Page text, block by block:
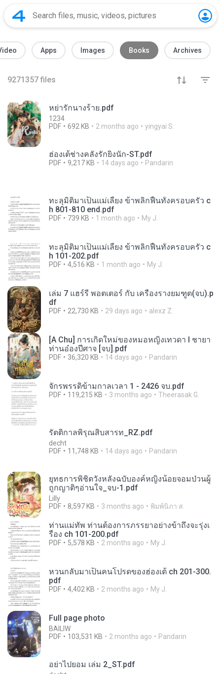
Apps Images Books Archives
9271357 files
หย่ารักนางร้าย.pdf
1234
PDF
692 KB 2 months ago yingyai S.
ฮ่องเต้ช่างคลั่งรักยิ่งนัก-ST.pdf
PDF 9,217 KB 14 days ago Pandarin
ทะลุมิติมาเป็นแม่เลี้ยง ข้าพลิกฟื้นทั้งครอบครัว c
h 801-810 end.pdf
PDF 739 KB 1 month ago My J.
ทะลุมิติมาเป็นแม่เลี้ยง ข้าพลิกฟื้นทั้งครอบครัว c
h 101-202.pdf
PDF 4,516 KB 1 month ago My J.
เล่ม 7 แฮร์รี่ พอตเตอร์ กับ เครื่องรางยมฑูต(จบ).p
df
PDF 22,730 KB 29 days ago alexz Z.
[A Chu] การเกิดใหม่ของหมอหญิงเทวดา l ชายา
ท่านอ๋องปีศาจ [จบ].pdf
PDF 36,320 KB 14 days ago Pandarin
จักรพรรดิข้ามกาลเวลา 1 - 2426 จบ.pdf
PDF 119,215 KB 3 months ago Theerasak G.
รัตติกาลพิรุณสิบสารท_RZ.pdf
decht
PDF
11,748 KB 14 days ago Pandarin
ยุทธการพิชิตวังหลังฉบับองค์หญิงน้อยจอมป่วนผู้
ถูกญาติๆอ่านใจ_จบ-1.pdf
Lilly
PDF
8,597 KB 3 months ago พิมพ์นิภา ส.
ท่านแม่ทัพ ท่านต้องการภรรยาอย่างข้าถึงจะรุ่งเ
รือง ch 101-200.pdf
PDF 5,578 KB 2 months ago My J.
หวนกลับมาเป็นคนโปรดของฮ่องเต้ ch 201-300.
pdf
PDF 4,402 KB 2 months ago My J.
Full page photo
BAILIW
PDF
103,531 KB 2 months ago Pandarin
อย่าไปยอม เล่ม 2_ST.pdf